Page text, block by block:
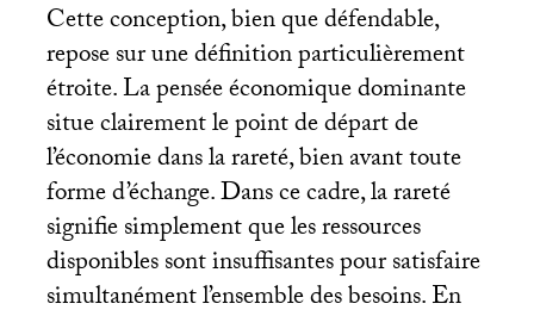
Cette conception, bien que défendable,
repose sur une définition particulièrement
étroite. La pensée économique dominante
situe clairement le point de départ de
l’économie dans la rareté, bien avant toute
forme d’échange. Dans ce cadre, la rareté
signifie simplement que les ressources
disponibles sont insuffisantes pour satisfaire
simultanément l’ensemble des besoins. En